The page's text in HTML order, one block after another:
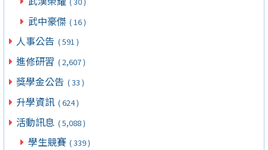
武中豪傑 ( 16 )
人事公告 ( 591 )
進修研習 ( 2,607 )
獎學金公告 ( 33 )
升學資訊 ( 624 )
活動訊息 ( 5,088 )
學生競賽 ( 339 )